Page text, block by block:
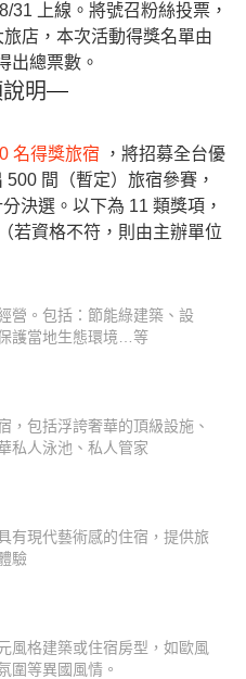
31 上線。將號召粉絲投票，
店，本次活動得獎名單由
出總票數。
明
名得獎旅宿 ，將招募全台優
間（暫定）旅宿參賽，
決選。以下為 11 類獎項，
若資格不符，則由主辦單位
營。包括：節能綠建築、設
護當地生態環境…等
，包括浮誇奢華的頂級設施、
私人泳池、私人管家
有現代藝術感的住宿，提供旅
驗
風格建築或住宿房型，如歐風
圍等異國風情。